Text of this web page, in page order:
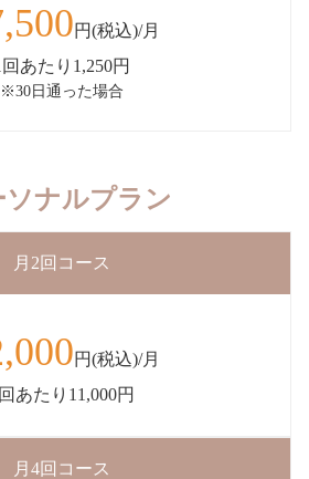
円(税込)/月
回あたり1,250円
※30日通った場合
ソナルプラン
月2回コース
円(税込)/月
あたり11,000円
月4回コース